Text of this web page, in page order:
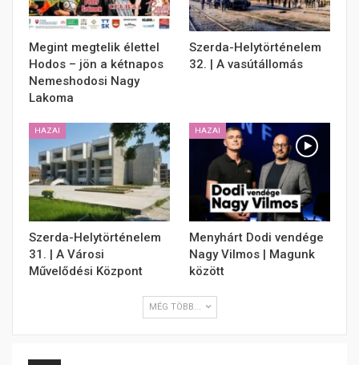
Megint megtelik élettel
Hodos – jön a kétnapos
Nemeshodosi Nagy
Lakoma
Szerda-Helytörténelem
32. | A vasútállomás
HAZAI
Szerda-Helytörténelem
31. | A Városi
Művelődési Központ
HAZAI
Menyhárt Dodi vendége
Nagy Vilmos | Magunk
között
MÉG TÖBB...